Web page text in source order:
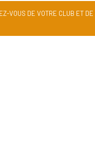
VOUS DE VOTRE CLUB ET DE